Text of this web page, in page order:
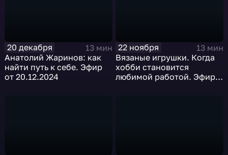
20 декабря
13 мин
Анатолий Жаринов: как
найти путь к себе. Эфир
от 20.12.2024
22 ноября
13 мин
Вязаные игрушки. Когда
хобби становится
любимой работой. Эфир